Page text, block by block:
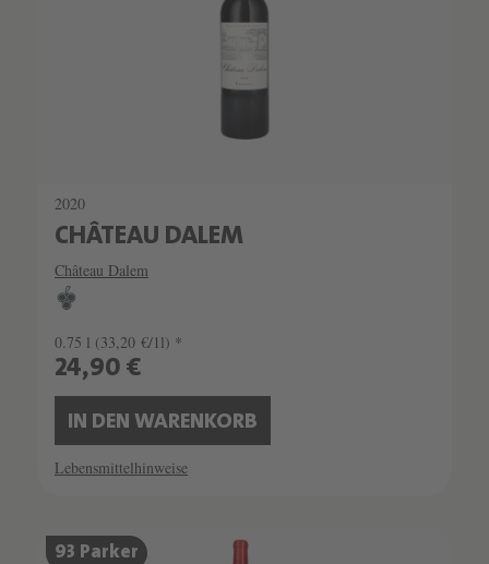
2020
CHÂTEAU DALEM
Château Dalem
0.75 l (33,20 €/1l) *
24,90 €
IN DEN WARENKORB
Lebensmittelhinweise
93 Parker